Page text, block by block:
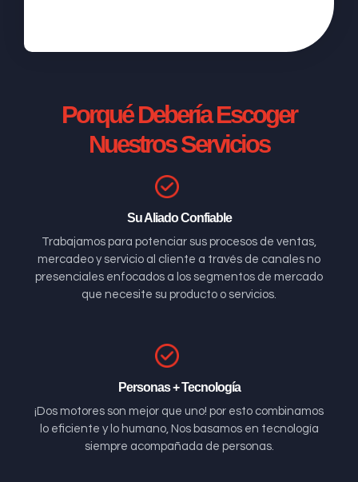
Porqué Debería Escoger
Nuestros Servicios
Su Aliado Confiable
Trabajamos para potenciar sus procesos de ventas,
mercadeo y servicio al cliente a través de canales no
presenciales enfocados a los segmentos de mercado
que necesite su producto o servicios.
Personas + Tecnología
¡Dos motores son mejor que uno! por esto combinamos
lo eficiente y lo humano, Nos basamos en tecnología
siempre acompañada de personas.